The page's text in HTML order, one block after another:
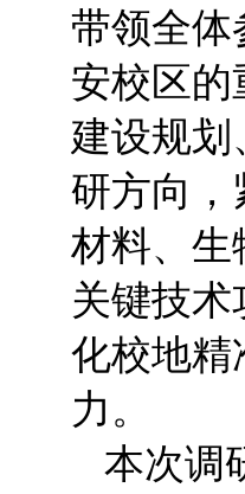
带领全体
安校区的
建设规划
研方向，
材料、生
关键技
化校地精
力。
本次调